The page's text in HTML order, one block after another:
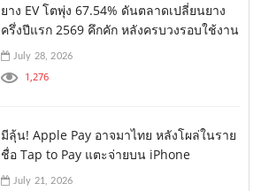
ยาง EV โตพุ่ง 67.54% ดันตลาดเปลี่ยนยาง
ครึ่งปีแรก 2569 คึกคัก หลังครบวงรอบใช้งาน
July 28, 2026
1,276
มีลุ้น! Apple Pay อาจมาไทย หลังโผล่ในราย
ชื่อ Tap to Pay แตะจ่ายบน iPhone
July 21, 2026